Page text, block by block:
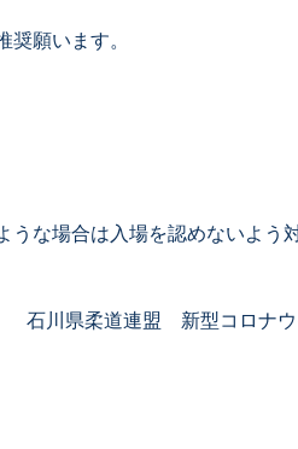
願います。
な場合は入場を認めないよう対
石川県柔道連盟 新型コロナ